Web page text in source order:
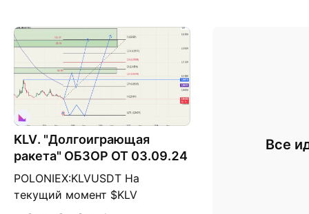
KLV. "Долгоиграющая
ракета" ОБЗОР ОТ 03.09.24
POLONIEX:KLVUSDT На
текущий момент $KLV
находится на исторически
Все